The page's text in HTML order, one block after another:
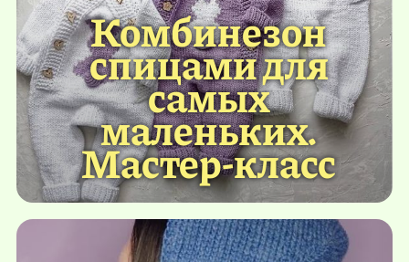
Комбинезон
спицами для
самых
маленьких.
Мастер-класс